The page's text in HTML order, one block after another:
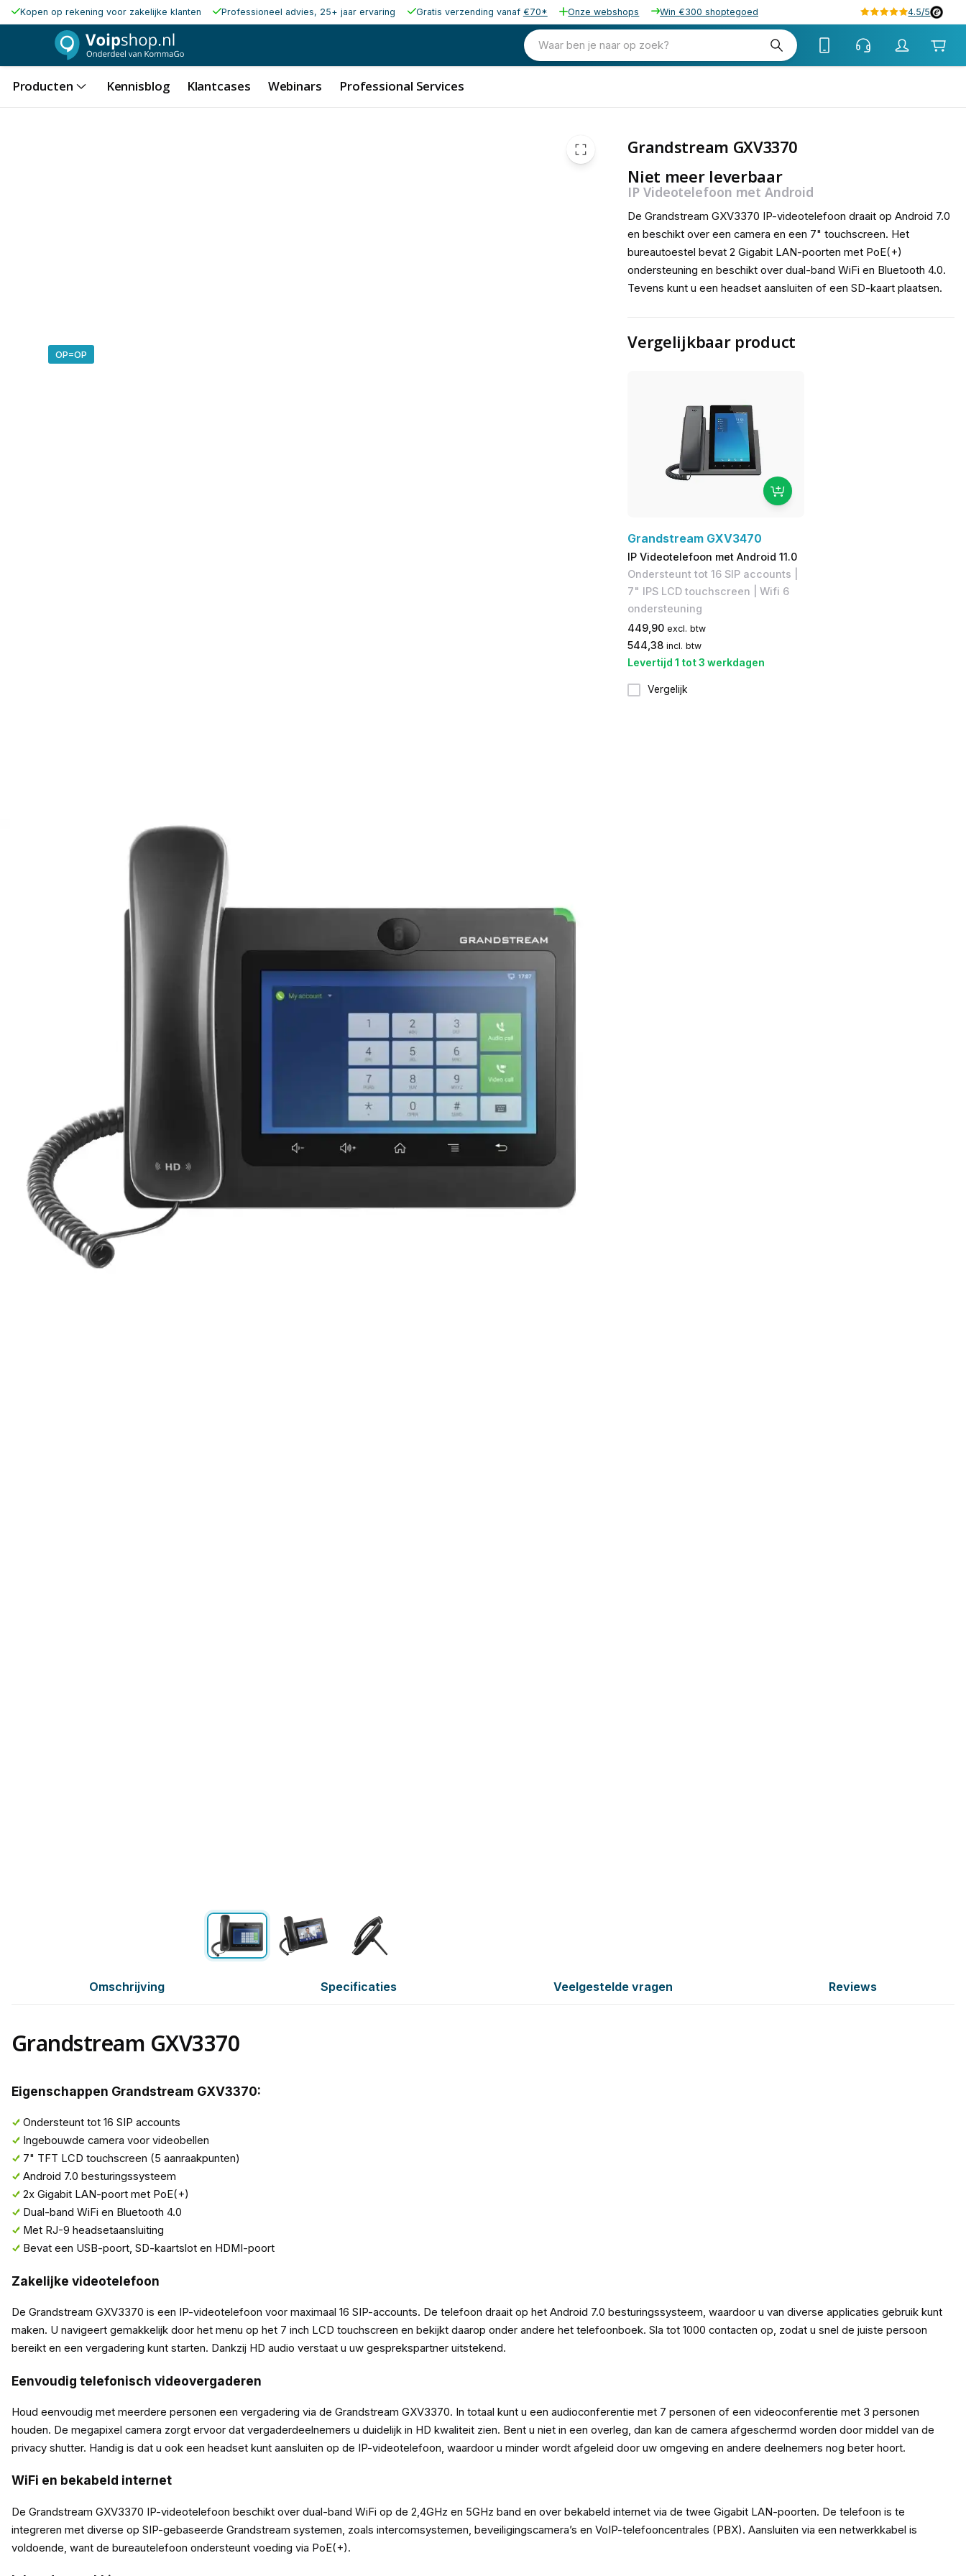
Kopen op rekening voor zakelijke klanten Professioneel advies, 25+ jaar ervaring Gratis verzending vanaf €70* Onze webshops Win €300 shoptegoed 4.5/5
Waar ben je naar op zoek?
Producten Kennisblog Klantcases Webinars Professional Services
OP=OP
Grandstream GXV3370
Niet meer leverbaar
IP Videotelefoon met Android
De Grandstream GXV3370 IP-videotelefoon draait op Android 7.0
en beschikt over een camera en een 7" touchscreen. Het
bureautoestel bevat 2 Gigabit LAN-poorten met PoE(+)
ondersteuning en beschikt over dual-band WiFi en Bluetooth 4.0.
Tevens kunt u een headset aansluiten of een SD-kaart plaatsen.
Vergelijkbaar product
Grandstream GXV3470
IP Videotelefoon met Android 11.0
Ondersteunt tot 16 SIP accounts |
7" IPS LCD touchscreen | Wifi 6
ondersteuning
449,90 excl. btw
544,38 incl. btw
Levertijd 1 tot 3 werkdagen
Vergelijk
Omschrijving Specificaties Veelgestelde vragen Reviews
Grandstream GXV3370
Eigenschappen Grandstream GXV3370:
Ondersteunt tot 16 SIP accounts
Ingebouwde camera voor videobellen
7" TFT LCD touchscreen (5 aanraakpunten)
Android 7.0 besturingssysteem
2x Gigabit LAN-poort met PoE(+)
Dual-band WiFi en Bluetooth 4.0
Met RJ-9 headsetaansluiting
Bevat een USB-poort, SD-kaartslot en HDMI-poort
Zakelijke videotelefoon
De Grandstream GXV3370 is een IP-videotelefoon voor maximaal 16 SIP-accounts. De telefoon draait op het Android 7.0 besturingssysteem, waardoor u van diverse applicaties gebruik kunt
maken. U navigeert gemakkelijk door het menu op het 7 inch LCD touchscreen en bekijkt daarop onder andere het telefoonboek. Sla tot 1000 contacten op, zodat u snel de juiste persoon
bereikt en een vergadering kunt starten. Dankzij HD audio verstaat u uw gesprekspartner uitstekend.
Eenvoudig telefonisch videovergaderen
Houd eenvoudig met meerdere personen een vergadering via de Grandstream GXV3370. In totaal kunt u een audioconferentie met 7 personen of een videoconferentie met 3 personen
houden. De megapixel camera zorgt ervoor dat vergaderdeelnemers u duidelijk in HD kwaliteit zien. Bent u niet in een overleg, dan kan de camera afgeschermd worden door middel van de
privacy shutter. Handig is dat u ook een headset kunt aansluiten op de IP-videotelefoon, waardoor u minder wordt afgeleid door uw omgeving en andere deelnemers nog beter hoort.
WiFi en bekabeld internet
De Grandstream GXV3370 IP-videotelefoon beschikt over dual-band WiFi op de 2,4GHz en 5GHz band en over bekabeld internet via de twee Gigabit LAN-poorten. De telefoon is te
integreren met diverse op SIP-gebaseerde Grandstream systemen, zoals intercomsystemen, beveiligingscamera’s en VoIP-telefooncentrales (PBX). Aansluiten via een netwerkkabel is
voldoende, want de bureautelefoon ondersteunt voeding via PoE(+).